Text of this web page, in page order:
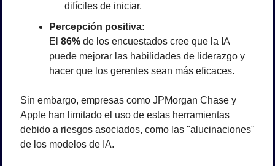
difíciles de iniciar.
Percepción positiva:
El 86% de los encuestados cree que la IA
puede mejorar las habilidades de liderazgo y
hacer que los gerentes sean más eficaces.
Sin embargo, empresas como JPMorgan Chase y
Apple han limitado el uso de estas herramientas
debido a riesgos asociados, como las "alucinaciones"
de los modelos de IA.